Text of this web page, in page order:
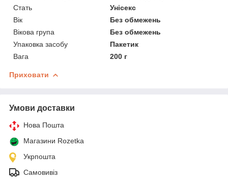
Стать
Унісекс
Вік
Без обмежень
Вікова група
Без обмежень
Упаковка засобу
Пакетик
Вага
200 г
Приховати
Умови доставки
Нова Пошта
Магазини Rozetka
Укрпошта
Самовивіз